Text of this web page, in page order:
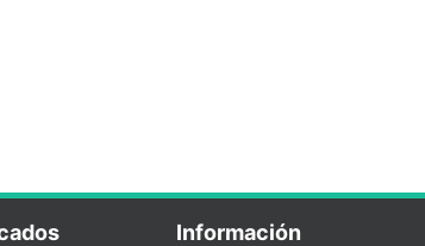
Información